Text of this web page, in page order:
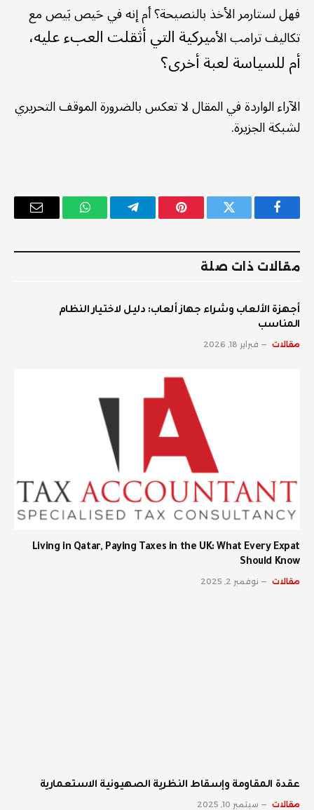
فهل لستارمر الأخذ بالنصيحة؟ أم إنه في حَيص بَيص مع
تكاليف ترامب الأميركية التي أثقلت العبء عليه،
أم للسياسة لعبة أخرى؟
الآراء الواردة في المقال لا تعكس بالضرورة الموقف التحريري
لشبكة الجزيرة.
فيسبوك تويتر بينتيريستتيلقرام واتساب
البريد
مقالات ذات صلة
أجهزة الألعاب وشراء جهاز ألعاب: دليل لاختيار النظام
المناسب
مقالات فبراير 18, 2026
Living in Qatar, Paying Taxes in the UK: What Every Expat
Should Know
مقالات نوفمبر 2, 2025
عقدة المقاومة وإسقاط النظرية الصهيونية الاستعمارية
مقالات سبتمبر 10, 2025